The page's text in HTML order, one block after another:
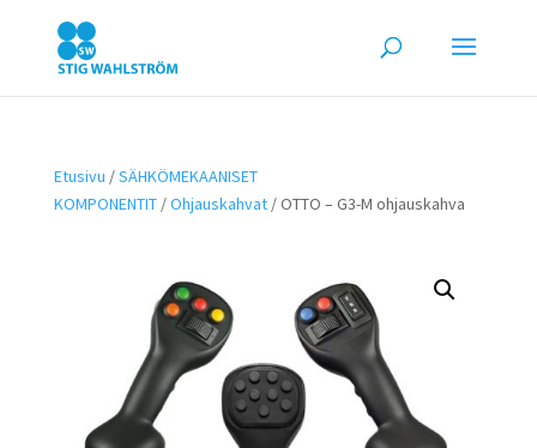
Etusivu /SÄHKÖMEKAANISET
KOMPONENTIT/Ohjauskahvat/ OTTO – G3-M ohjauskahva